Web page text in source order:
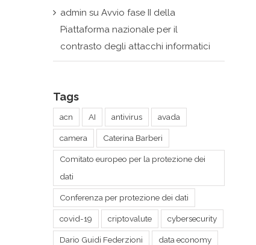
admin su Avvio fase II della
Piattaforma nazionale per il
contrasto degli attacchi informatici
Tags
acn AI antivirus avada
camera Caterina Barberi
Comitato europeo per la protezione dei
dati
Conferenza per protezione dei dati
covid-19 criptovalute cybersecurity
Dario Guidi Federzioni data economy